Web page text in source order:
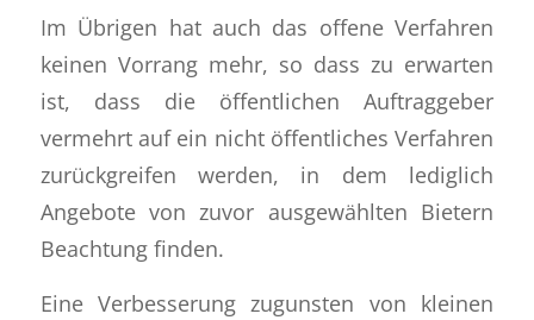
Im Übrigen hat auch das offene Verfahren
keinen Vorrang mehr, so dass zu erwarten
ist, dass die öffentlichen Auftraggeber
vermehrt auf ein nicht öffentliches Verfahren
zurückgreifen werden, in dem lediglich
Angebote von zuvor ausgewählten Bietern
Beachtung finden.
Eine Verbesserung zugunsten von kleinen